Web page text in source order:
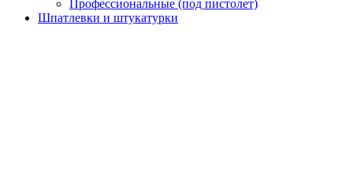
Профессиональные (под пистолет)
Шпатлевки и штукатурки